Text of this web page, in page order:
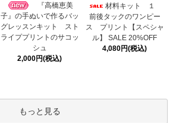
『高橋恵美
子』の手ぬいで作るバッ
グレッスンキット スト
ライププリントのサコッ
シュ
2,000円(税込)
材料キット １
前後タックのワンピー
ス プリント【スペシャ
ル】 SALE 20%OFF
4,080円(税込)
もっと見る